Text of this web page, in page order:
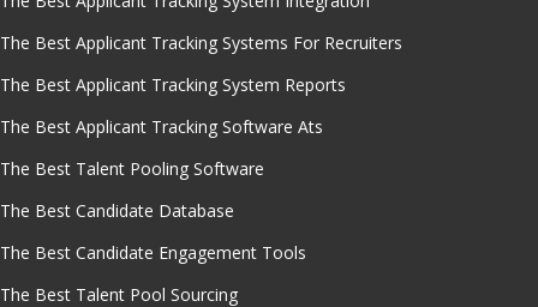
The Best Applicant Tracking Systems For Recruiters
The Best Applicant Tracking System Reports
The Best Applicant Tracking Software Ats
The Best Talent Pooling Software
The Best Candidate Database
The Best Candidate Engagement Tools
The Best Talent Pool Sourcing